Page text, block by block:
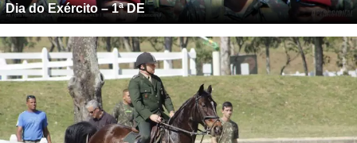
Dia do Exército – 1ª DE